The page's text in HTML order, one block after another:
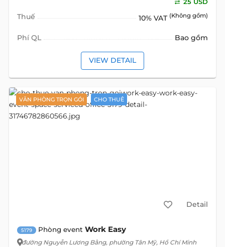
25 USD
Thuế 10% VAT (Không gồm)
Phí QL Bao gồm
VIEW DETAIL
VĂN PHÒNG TRỌN GÓI CHO THUÊ
Detail
5179 Phòng event Work Easy
đường Nguyễn Lương Bằng, phường Tân Mỹ, Hồ Chí Minh